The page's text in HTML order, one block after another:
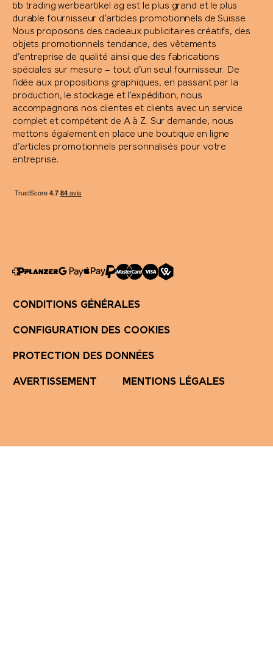
bb trading werbeartikel ag est le plus grand et le plus
durable fournisseur d’articles promotionnels de Suisse.
Nous proposons des cadeaux publicitaires créatifs, des
objets promotionnels tendance, des vêtements
d’entreprise de qualité ainsi que des fabrications
spéciales sur mesure – tout d’un seul fournisseur. De
l’idée aux propositions graphiques, en passant par la
production, le stockage et l’expédition, nous
accompagnons nos clientes et clients avec un service
complet et compétent de A à Z. Sur demande, nous
mettons également en place une boutique en ligne
d’articles promotionnels personnalisés pour votre
entreprise.
CONDITIONS GÉNÉRALES
CONFIGURATION DES COOKIES
PROTECTION DES DONNÉES
AVERTISSEMENT MENTIONS LÉGALES